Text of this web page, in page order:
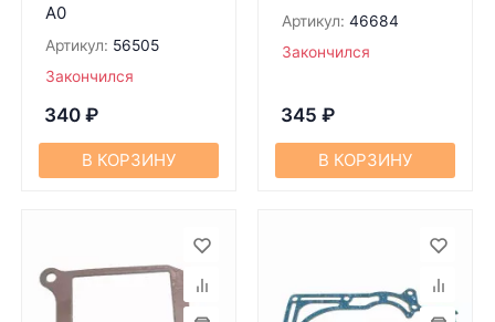
A0
Артикул: 56505
Закончился
340 ₽
В КОРЗИНУ
Артикул: 46684
Закончился
345 ₽
В КОРЗИНУ